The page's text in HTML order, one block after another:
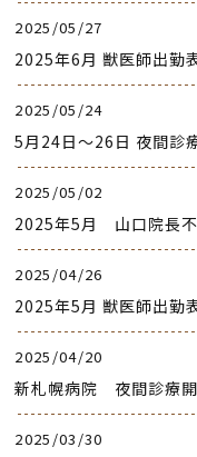
2025/05/27
2025年6月 獣医師出勤
2025/05/24
5月24日～26日 夜間診
2025/05/02
2025年5月 山口院長
2025/04/26
2025年5月 獣医師出勤
2025/04/20
新札幌病院 夜間診療
2025/03/30